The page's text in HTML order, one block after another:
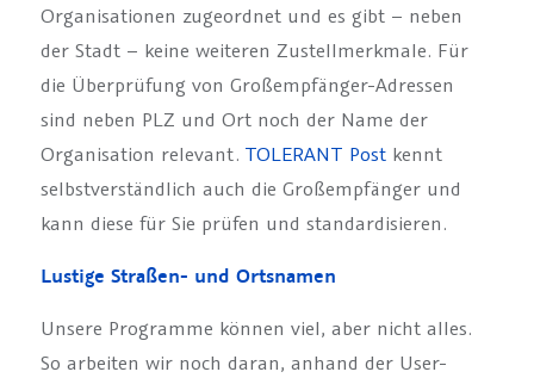
Organisationen zugeordnet und es gibt – neben
der Stadt – keine weiteren Zustellmerkmale. Für
die Überprüfung von Großempfänger-Adressen
sind neben PLZ und Ort noch der Name der
Organisation relevant. TOLERANT Postkennt
selbstverständlich auch die Großempfänger und
kann diese für Sie prüfen und standardisieren.
Lustige Straßen- und Ortsnamen
Unsere Programme können viel, aber nicht alles.
So arbeiten wir noch daran, anhand der User-